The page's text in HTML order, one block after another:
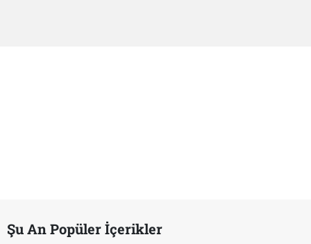
Şu An Popüler İçerikler